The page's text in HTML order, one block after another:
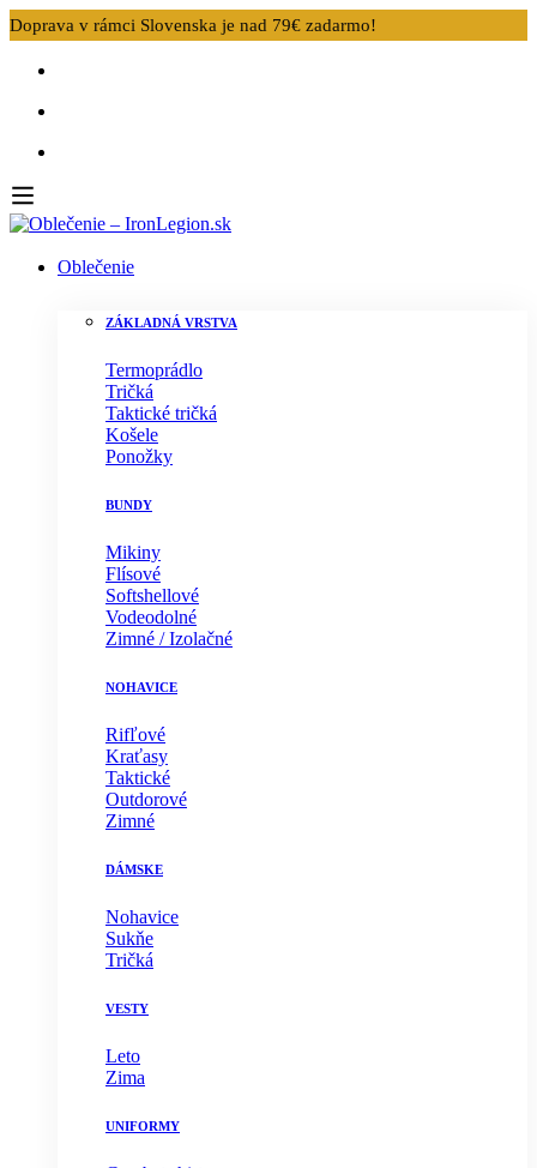
Doprava v rámci Slovenska je nad 79€ zadarmo!
Oblečenie
ZÁKLADNÁ VRSTVA
Termoprádlo
Tričká
Taktické tričká
Košele
Ponožky
BUNDY
Mikiny
Flísové
Softshellové
Vodeodolné
Zimné / Izolačné
NOHAVICE
Rifľové
Kraťasy
Taktické
Outdorové
Zimné
DÁMSKE
Nohavice
Sukňe
Tričká
VESTY
Leto
Zima
UNIFORMY